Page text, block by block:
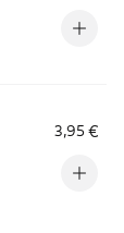
3,95 €